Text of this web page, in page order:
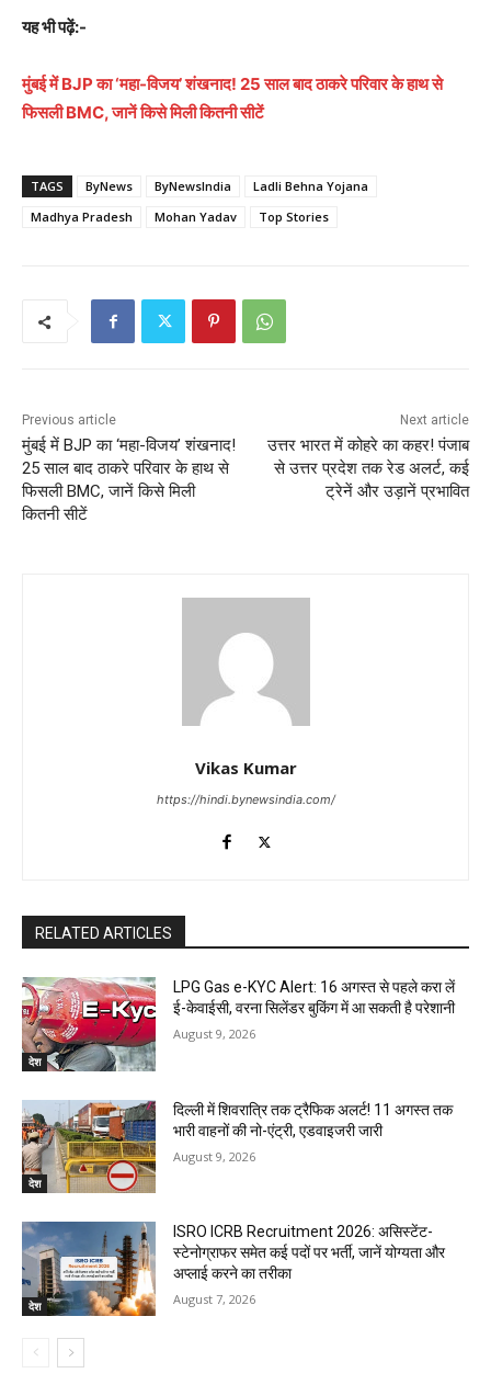
यह भी पढ़ें:-
मुंबई में BJP का ‘महा-विजय’ शंखनाद! 25 साल बाद ठाकरे परिवार के हाथ से
फिसली BMC, जानें किसे मिली कितनी सीटें
TAGS ByNews ByNewsIndia
Ladli Behna Yojana
Madhya Pradesh
Mohan Yadav Top Stories
Previous article
मुंबई में BJP का ‘महा-विजय’ शंखनाद!
25 साल बाद ठाकरे परिवार के हाथ से
फिसली BMC, जानें किसे मिली
कितनी सीटें
Next article
उत्तर भारत में कोहरे का कहर! पंजाब
से उत्तर प्रदेश तक रेड अलर्ट, कई
ट्रेनें और उड़ानें प्रभावित
Vikas Kumar
https://hindi.bynewsindia.com/
RELATED ARTICLES
देश
LPG Gas e-KYC Alert: 16 अगस्त से पहले करा लें
ई-केवाईसी, वरना सिलेंडर बुकिंग में आ सकती है परेशानी
August 9, 2026
देश
दिल्ली में शिवरात्रि तक ट्रैफिक अलर्ट! 11 अगस्त तक
भारी वाहनों की नो-एंट्री, एडवाइजरी जारी
August 9, 2026
देश
ISRO ICRB Recruitment 2026: असिस्टेंट-
स्टेनोग्राफर समेत कई पदों पर भर्ती, जानें योग्यता और
अप्लाई करने का तरीका
August 7, 2026